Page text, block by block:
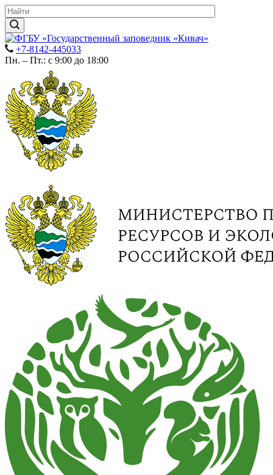
+7-8142-445033
Пн. – Пт.: с 9:00 до 18:00